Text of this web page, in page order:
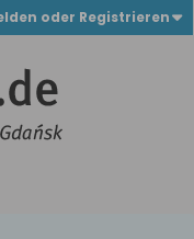
oder Registrieren